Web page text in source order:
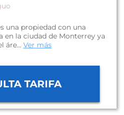
una propiedad con una
en la ciudad de Monterrey ya
áre... Ver más
TARIFA